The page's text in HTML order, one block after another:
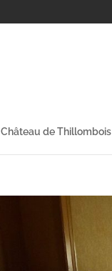
Château de Thillombois